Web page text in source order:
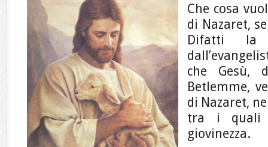
Che cosa
di Nazaret,
Difatti la
che Gesù,
Betlemme,
di Nazaret,
tra i quali
giovinezza.